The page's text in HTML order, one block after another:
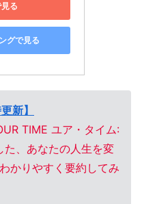
る
グで見る
新】
TIME ユア・タイム:
、あなたの人生を変
かりやすく要約してみ